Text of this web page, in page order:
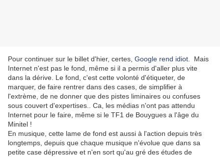
Pour continuer sur le billet d'hier, certes, Google rend idiot . Mais
Internet n'est pas le fond, même si il a permis d'aller plus vite
dans la dérive. Le fond, c'est cette volonté d'étiqueter, de
marquer, de faire rentrer dans des cases, de simplifier à
l'extrème, de ne donner que des pistes liminaires ou confuses
sous couvert d'expertises.. Ca, les médias n'ont pas attendu
Internet pour le faire, même si le TF1 de Bouygues a l'âge du
Minitel !
En musique, cette lame de fond est aussi à l'action depuis très
longtemps, depuis que chaque musique n'évolue que dans sa
petite case dépressive et n'en sort qu'au gré des études de